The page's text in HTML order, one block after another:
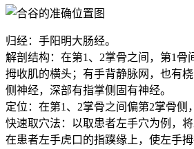
归经：手阳明大肠经。
解剖结构：在第1、2掌骨之间，第1骨
拇收肌的横头；有手背静脉网，也有
侧神经，深部有指掌侧固有神经。
定位：在第1、2掌骨之间偏第2掌骨侧
快速取穴法：以取患者左手穴为例，
在患者左手虎口的指蹼缘上，使左手